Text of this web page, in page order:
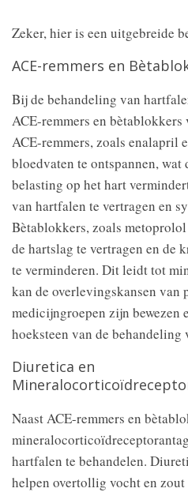
Zeker, hier is een uitgebreide
ACE-remmers en
Bij de behandeling van
ACE-remmers en bètablokkers
ACE-remmers, zoals enalapril
bloedvaten te ontspannen,
belasting op het hart
van hartfalen te vertragen en
Bètablokkers, zoals
de hartslag te vertragen en de
te verminderen. Dit leidt tot
kan de overlevingskansen van
medicijngroepen zijn bewezen
hoeksteen van de
Diuretica en
Naast ACE-remmers en
hartfalen te behandelen.
helpen overtollig vocht en